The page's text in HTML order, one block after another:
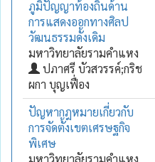
ภูมิปัญญาท้องถิ่นด้าน
การแสดงออกทางศิลป
วัฒนธรรมดั้งเดิม
มหาวิทยาลัยรามคำแหง
ปภาศรี บัวสวรรค์;กริช
ผกา บุญเฟื่อง
ปัญหากฎหมายเกี่ยวกับ
การจัดตั้งเขตเศรษฐกิจ
พิเศษ
มหาวิทยาลัยรามคำแหง